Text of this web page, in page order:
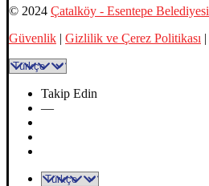
© 2024 Çatalköy - Esentepe Belediyesi
Güvenlik | Gizlilik ve Çerez Politikası |
Takip Edin
—